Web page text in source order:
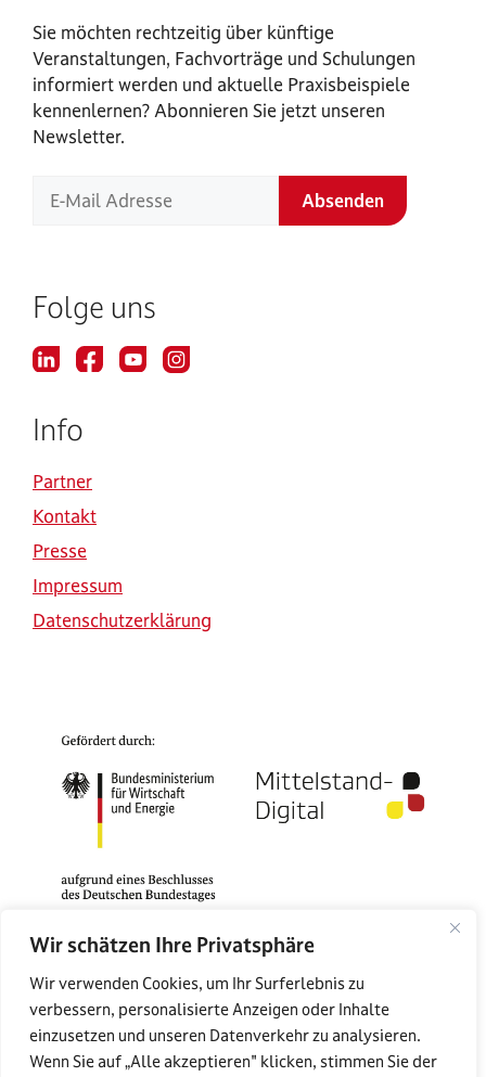
Wir schätzen Ihre Privatsphäre
Wir verwenden Cookies, um Ihr Surferlebnis zu
verbessern, personalisierte Anzeigen oder Inhalte
einzusetzen und unseren Datenverkehr zu analysieren.
Wenn Sie auf „Alle akzeptieren" klicken, stimmen Sie der
Sie möchten rechtzeitig über künftige
Veranstaltungen, Fachvorträge und Schulungen
informiert werden und aktuelle Praxisbeispiele
kennenlernen? Abonnieren Sie jetzt unseren
Newsletter.
Folge uns
Info
Partner
Kontakt
Presse
Impressum
Datenschutzerklärung
Das Mittelstand-Digital Zentrum Rostock gehört zu
Mittelstand-Digital. Mit dem Mittelstand-Digital
Netzwerk unterstützt das Bundesministerium für
Wirtschaft und Energie die Digitalisierung in kleinen